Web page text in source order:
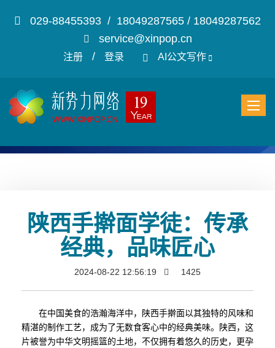
029-88455393 / 18049287565 / 18049287562
service@xinpop.cn
注册/ 登录 AI公文写作
陕西手擀面学徒：传承
经典，品味匠心
2024-08-22 12:56:19 1425
在中国美食的浩瀚海洋中，陕西手擀面以其独特的风味和
精湛的制作工艺，成为了无数食客心中的经典美味。陕西，这
片被誉为中华文明摇篮的土地，不仅拥有着悠久的历史，更孕